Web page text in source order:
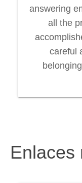
answering
all the
careful
Enlaces